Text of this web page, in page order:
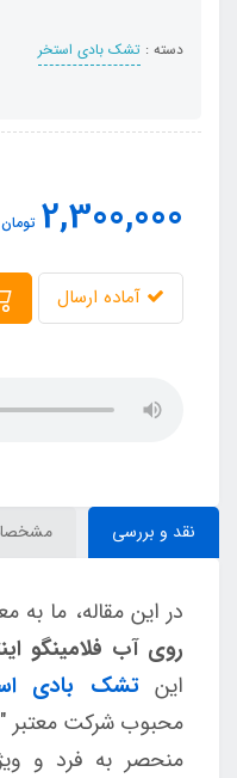
دسته : تشک بادی استخر
2,300,000 تومان
آماده ارسال
نقد و بررسی
در این مقاله، ما
روی آب فلامینگو
اینتشک بادی
محبوب شرکت معتبر
منحصر به فرد و